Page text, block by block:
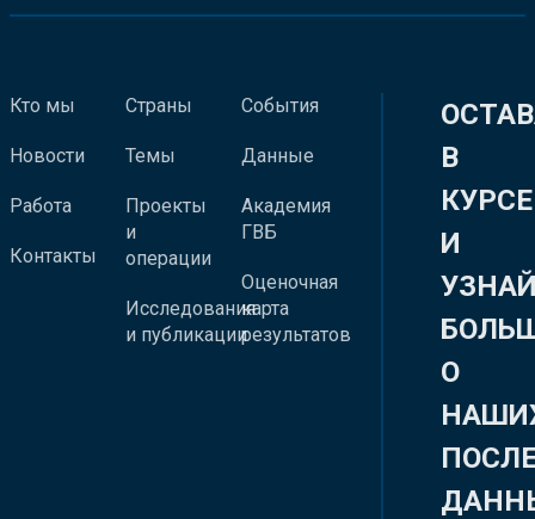
Кто мы
Новости
Работа
Контакты
Страны
Темы
Проекты
и
операции
Исследования
и публикации
События
Данные
Академия
ГВБ
Оценочная
карта
результатов
В
КУРСЕ
И
О